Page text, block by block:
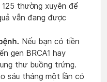
thường xuyên để
vẫn đang được
Nếu bạn có tiền
gen BRCA1 hay
thư buồng trứng.
sáu tháng một lần có